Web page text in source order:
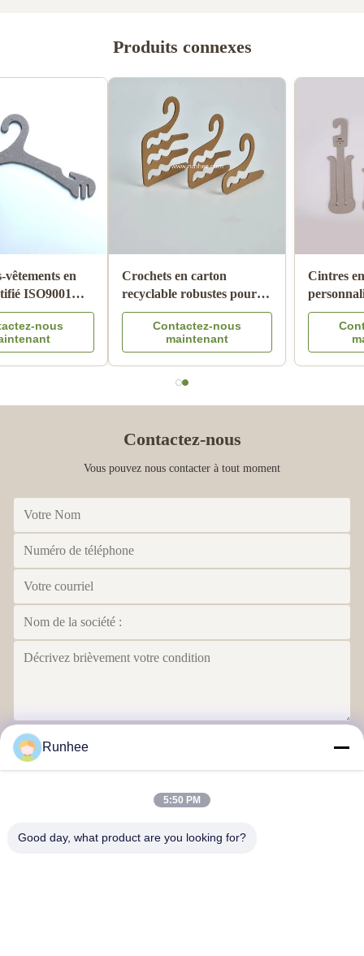
Produits connexes
Cintre en carton
biodégradable Écologique
Cintres en carton pour
adultesContactez-nous
Porte-sous-vêtements en
carton certifié ISO9001
FSC SGS avec papier
100% recyclé pour
présentoir de vente au
détail
Contactez-nous
Contactez-nous
Vous pouvez nous contacter à tout moment
Runhee
5:50 PM
Good day, what product are you looking for?